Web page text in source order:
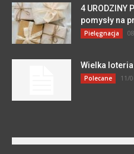
4 URODZINY
pomysły na
Pielęgnacja
Wielka
Polecane 11/